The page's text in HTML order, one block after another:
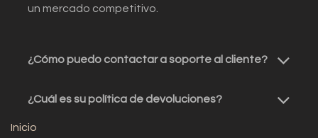
un mercado competitivo.
¿Cómo puedo contactar a soporte al cliente?
¿Cuál es su política de devoluciones?
Inicio